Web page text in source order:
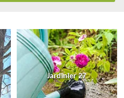
Jardinier 27